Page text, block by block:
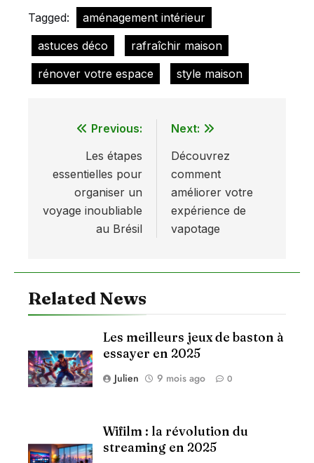
Tagged:
aménagement intérieur
astuces déco
rafraîchir maison
rénover votre espace
style maison
Navigation
l’article
Previous:
Les étapes
essentielles pour
organiser un
voyage inoubliable
au Brésil
Next:
Découvrez
comment
améliorer votre
expérience de
vapotage
Related News
Les meilleurs jeux de baston à
essayer en 2025
Julien 9 mois ago 0
Wifilm : la révolution du
streaming en 2025